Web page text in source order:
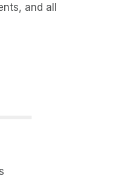
and all